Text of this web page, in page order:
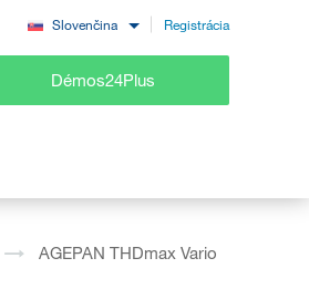
Slovenčina Registrácia
Démos24Plus
AGEPAN THDmax Vario